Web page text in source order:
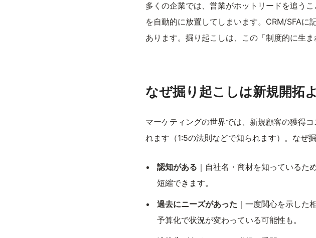
多くの企業では、営業がホットリードを追う
を自動的に放置してしまいます。CRM/SFAに
あります。掘り起こしは、この「制度的に生
なぜ掘り起こしは新規開拓
マーケティングの世界では、新規顧客の獲得
れます（1:5の法則などで知られます）。なぜ
認知がある ｜自社名・商材を知っているた
短縮できます。
過去にニーズがあった ｜一度関心を示した
予算化で状況が変わっている可能性も。